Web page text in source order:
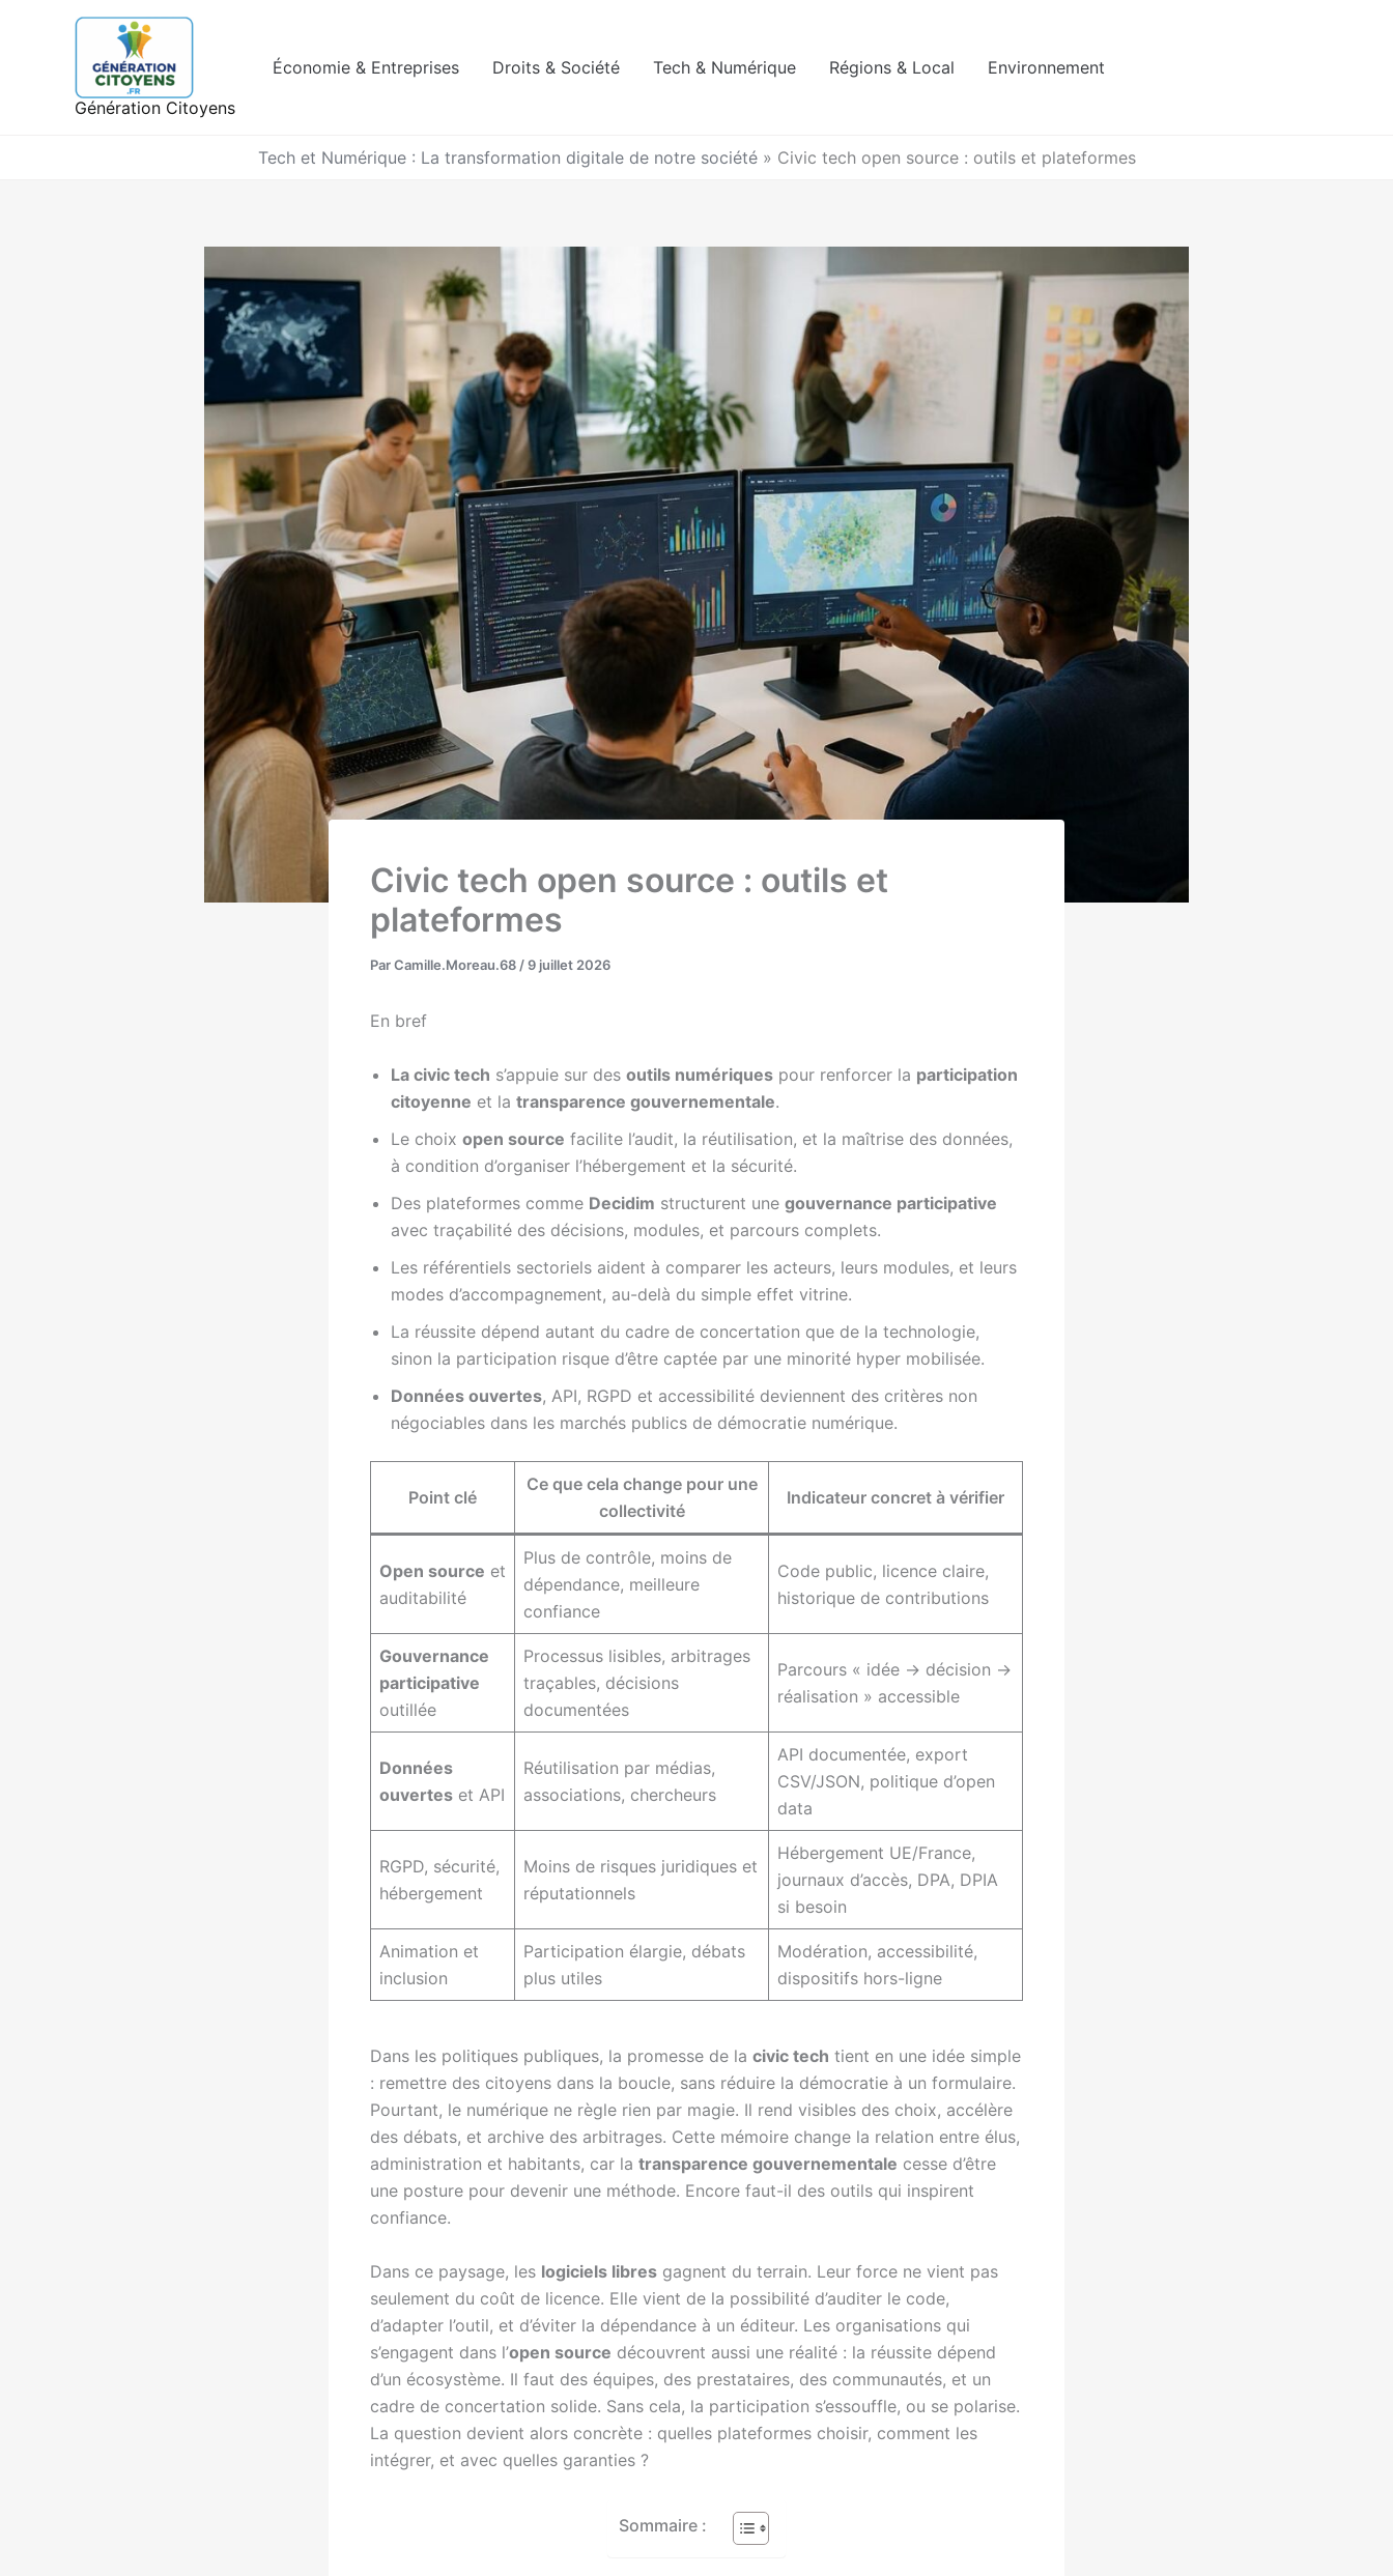
Génération Citoyens
Économie & Entreprises Droits & Société Tech & Numérique Régions & Local Environnement
Tech et Numérique : La transformation digitale de notre société» Civic tech open source : outils et plateformes
Civic tech open source : outils et
plateformes
ParCamille.Moreau.68/9 juillet 2026
En bref
La civic tech s’appuie sur des outils numériques pour renforcer la participation
citoyenne et la transparence gouvernementale.
Le choix open source facilite l’audit, la réutilisation, et la maîtrise des données,
à condition d’organiser l’hébergement et la sécurité.
Des plateformes comme Decidim structurent une gouvernance participative
avec traçabilité des décisions, modules, et parcours complets.
Les référentiels sectoriels aident à comparer les acteurs, leurs modules, et leurs
modes d’accompagnement, au-delà du simple effet vitrine.
La réussite dépend autant du cadre de concertation que de la technologie,
sinon la participation risque d’être captée par une minorité hyper mobilisée.
Données ouvertes, API, RGPD et accessibilité deviennent des critères non
négociables dans les marchés publics de démocratie numérique.
Point clé
Ce que cela change pour une
collectivité
Indicateur concret à vérifier
Open source et
auditabilité
Plus de contrôle, moins de
dépendance, meilleure
confiance
Code public, licence claire,
historique de contributions
Gouvernance
participative
outillée
Processus lisibles, arbitrages
traçables, décisions
documentées
Parcours « idée → décision →
réalisation » accessible
Données
ouvertes et API
Réutilisation par médias,
associations, chercheurs
API documentée, export
CSV/JSON, politique d’open
data
RGPD, sécurité,
hébergement
Moins de risques juridiques et
réputationnels
Hébergement UE/France,
journaux d’accès, DPA, DPIA
si besoin
Animation et
inclusion
Participation élargie, débats
plus utiles
Modération, accessibilité,
dispositifs hors-ligne
Dans les politiques publiques, la promesse de la civic tech tient en une idée simple
: remettre des citoyens dans la boucle, sans réduire la démocratie à un formulaire.
Pourtant, le numérique ne règle rien par magie. Il rend visibles des choix, accélère
des débats, et archive des arbitrages. Cette mémoire change la relation entre élus,
administration et habitants, car la transparence gouvernementale cesse d’être
une posture pour devenir une méthode. Encore faut-il des outils qui inspirent
confiance.
Dans ce paysage, les logiciels libres gagnent du terrain. Leur force ne vient pas
seulement du coût de licence. Elle vient de la possibilité d’auditer le code,
d’adapter l’outil, et d’éviter la dépendance à un éditeur. Les organisations qui
s’engagent dans l’open source découvrent aussi une réalité : la réussite dépend
d’un écosystème. Il faut des équipes, des prestataires, des communautés, et un
cadre de concertation solide. Sans cela, la participation s’essouffle, ou se polarise.
La question devient alors concrète : quelles plateformes choisir, comment les
intégrer, et avec quelles garanties ?
Sommaire :